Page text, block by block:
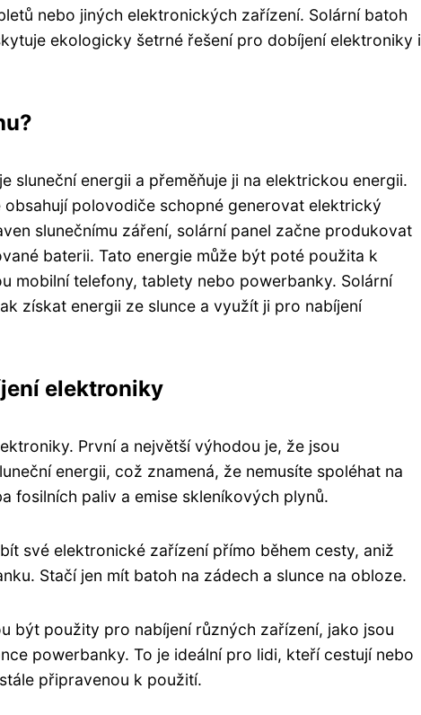
nebo jiných elektronických zařízení. Solární batoh
ekologicky šetrné řešení pro dobíjení elektroniky i
sluneční energii a přeměňuje ji na elektrickou energii.
polovodiče schopné generovat elektrický
slunečnímu záření, solární panel začne produkovat
baterii. Tato energie může být poté použita k
mobilní telefony, tablety nebo powerbanky. Solární
získat energii ze slunce a využít ji pro nabíjení
elektroniky
První a největší výhodou je, že jsou
energii, což znamená, že nemusíte spoléhat na
fosilních paliv a emise skleníkových plynů.
své elektronické zařízení přímo během cesty, aniž
Stačí jen mít batoh na zádech a slunce na obloze.
být použity pro nabíjení různých zařízení, jako jsou
powerbanky. To je ideální pro lidi, kteří cestují nebo
připravenou k použití.